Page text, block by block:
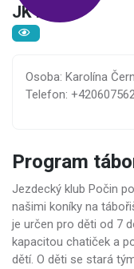
JK Počin
Osoba: Karolína
Telefon:
Program
Jezdecký klub Počin
našimi koníky na
je určen pro děti od 7
kapacitou chatiček a
dětí. O děti se stará